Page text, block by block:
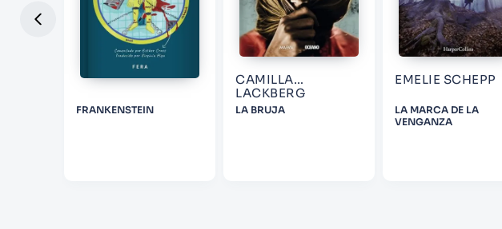
FRANKENSTEIN
CAMILLA
LACKBERG
LA BRUJA
EMELIE SCHEPP
LA MARCA DE LA
VENGANZA